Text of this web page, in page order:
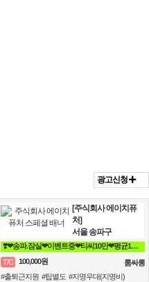
광고신청
[주식회사 에이치퓨
처]
서울 송파구
❣️❤송파.잠실❤이벤트중❤티씨10만❤평균10개❤❣️
T/C
100,000원
룸싸롱
#출퇴근지원 #팁별도 #지명우대(지명비)